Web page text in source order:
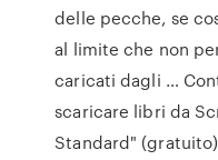
delle pecche, se
al limite che non
caricati dagli …
scaricare libri da
Standard"